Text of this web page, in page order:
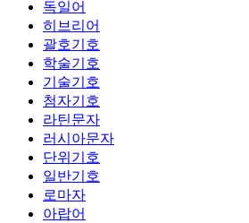
독일어
히브리어
괄호기호
학술기호
기술기호
첨자기호
라틴문자
러시아문자
단위기호
일반기호
로마자
아랍어